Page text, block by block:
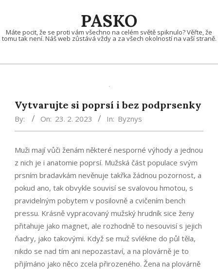
content
PASKO
Máte pocit, že se proti vám všechno na celém světě spiknulo? Věřte, že
tomu tak není. Náš web zůstává vždy a za všech okolností na vaší straně.
Vytvarujte si poprsí i bez podprsenky
By: On: 23. 2. 2023 In: Byznys
Muži mají vůči ženám některé nesporné výhody a jednou
z nich je i anatomie poprsí. Mužská část populace svým
prsním bradavkám nevěnuje takřka žádnou pozornost, a
pokud ano, tak obvykle souvisí se svalovou hmotou, s
pravidelným pobytem v posilovně a cvičením bench
pressu. Krásně vypracovaný mužský hrudník sice ženy
přitahuje jako magnet, ale rozhodně to nesouvisí s jejich
ňadry, jako takovými. Když se muž svlékne do půl těla,
nikdo se nad tím ani nepozastaví, a na plovárně je to
přijímáno jako něco zcela přirozeného. Žena na plovárně